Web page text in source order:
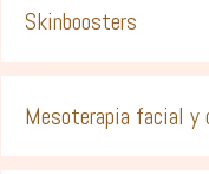
Skinboosters
Mesoterapia facial y